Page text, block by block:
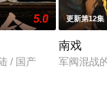
普及监控、无DNA
5.0
/ 国产
更新第12集
南戏
军阀混战